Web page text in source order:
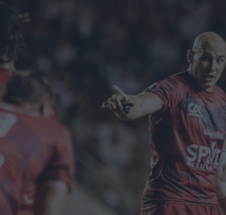
Internazionale
6 Nazioni
United Rugby Championship
Top14